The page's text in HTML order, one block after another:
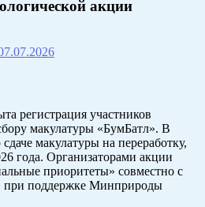
акции
регистрация участников
макулатуры «БумБатл». В
макулатуры на переработку,
года. Организаторами акции
приоритеты» совместно с
при поддержке Минприроды